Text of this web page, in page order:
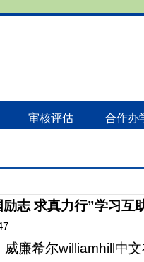
审核评估 合作办
志 求真力行”学习互
威廉希尔williamhill中